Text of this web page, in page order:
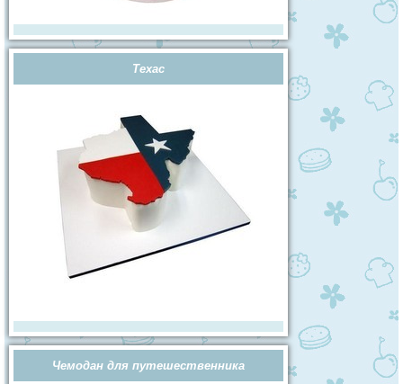
Техас
Чемодан для путешественника